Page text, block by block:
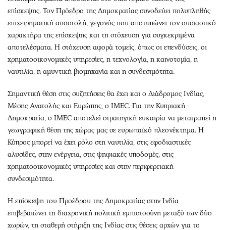
επίσκεψης. Τον Πρόεδρο της Δημοκρατίας συνοδεύει πολυπληθής
επιχειρηματική αποστολή, γεγονός που αποτυπώνει τον ουσιαστικό
χαρακτήρα της επίσκεψης και τη στόχευση για συγκεκριμένα
αποτελέσματα. Η στόχευση αφορά τομείς, όπως οι επενδύσεις, οι
χρηματοοικονομικές υπηρεσίες, η τεχνολογία, η καινοτομία, η
ναυτιλία, η αμυντική βιομηχανία και η συνδεσιμότητα.
Σημαντική θέση στις συζητήσεις θα έχει και ο Διάδρομος Ινδίας,
Μέσης Ανατολής και Ευρώπης, ο IMEC. Για την Κυπριακή
Δημοκρατία, ο IMEC αποτελεί στρατηγική ευκαιρία να μετατραπεί η
γεωγραφική θέση της χώρας μας σε ευρωπαϊκό πλεονέκτημα. Η
Κύπρος μπορεί να έχει ρόλο στη ναυτιλία, στις εφοδιαστικές
αλυσίδες, στην ενέργεια, στις ψηφιακές υποδομές, στις
χρηματοοικονομικές υπηρεσίες και στην περιφερειακή
συνδεσιμότητα.
Η επίσκεψη του Προέδρου της Δημοκρατίας στην Ινδία
επιβεβαιώνει τη διαχρονική πολιτική εμπιστοσύνη μεταξύ των δύο
χωρών, τη σταθερή στήριξη της Ινδίας στις θέσεις αρχών για το